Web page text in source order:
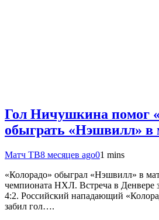
Гол Ничушкина помог
обыграть «Нэшвилл»
Матч ТВ8 месяцев ago01 mins
«Колорадо» обыграл «Нэшвилл» в
чемпионата НХЛ. Встреча в Денвере
4:2. Российский нападающий
забил гол….